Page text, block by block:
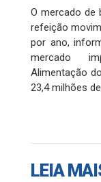
O mercado de
refeição
por ano,
mercado
Alimentação
23,4 milhões
LEIA